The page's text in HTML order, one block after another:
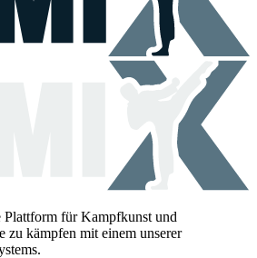
für Kampfkunst und
zu kämpfen mit einem unserer